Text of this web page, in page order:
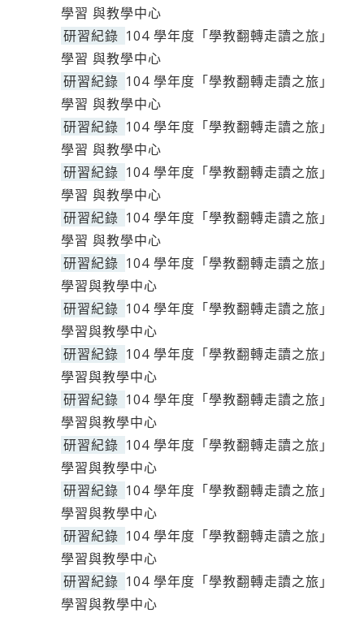
學習 與教學中心
研習紀錄 104 學年度「學教翻轉走讀之旅」
學習 與教學中心
研習紀錄 104 學年度「學教翻轉走讀之旅」
學習 與教學中心
研習紀錄 104 學年度「學教翻轉走讀之旅」
學習 與教學中心
研習紀錄 104 學年度「學教翻轉走讀之旅」
學習 與教學中心
研習紀錄 104 學年度「學教翻轉走讀之旅」
學習 與教學中心
研習紀錄 104 學年度「學教翻轉走讀之旅」
學習與教學中心
研習紀錄 104 學年度「學教翻轉走讀之旅」
學習與教學中心
研習紀錄 104 學年度「學教翻轉走讀之旅」
學習與教學中心
研習紀錄 104 學年度「學教翻轉走讀之旅」
學習與教學中心
研習紀錄 104 學年度「學教翻轉走讀之旅」
學習與教學中心
研習紀錄 104 學年度「學教翻轉走讀之旅」
學習與教學中心
研習紀錄 104 學年度「學教翻轉走讀之旅」
學習與教學中心
研習紀錄 104 學年度「學教翻轉走讀之旅」
學習與教學中心